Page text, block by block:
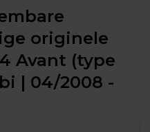
originele
Avant (type
| 04/2008 -